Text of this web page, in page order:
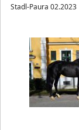
Stadl-Paura 02.2023